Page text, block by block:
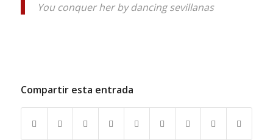
You conquer her by dancing sevillanas
Compartir esta entrada